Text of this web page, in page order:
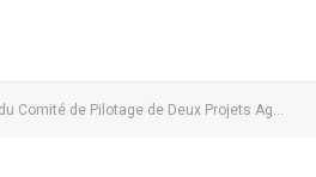
de Deux Projets Agricoles Stratégiques sous la Supervision de One Ancre Fund